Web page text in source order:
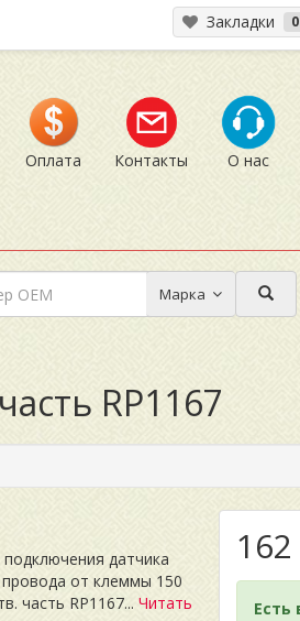
Закладки 0
Оплата Контакты О нас
Марка
RP1167
датчика
от клеммы 150
часть RP1167... Читать
Есть